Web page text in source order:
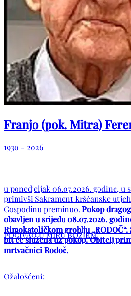
Franjo (pok. Mitra)
1930 - 2026
u ponedjeljak 06.07.2026. godine, u
primivši Sakrament kršćanske
Gospodinu preminuo. Pokop
obavljen u srijedu 08.07.2026.
Rimokatoličkom groblju „RODOČ“.
bit će služena uz pokop. Obitelj
mrtvačnici Rodoč.
POČIVAO U MIRU BOŽJEM!
Ožalošćeni: